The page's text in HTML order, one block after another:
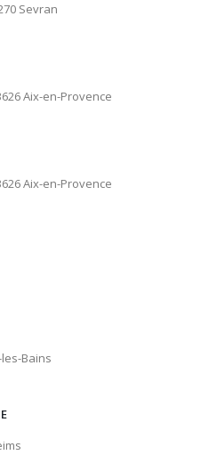
Sevran
Aix-en-Provence
Aix-en-Provence
les-Bains